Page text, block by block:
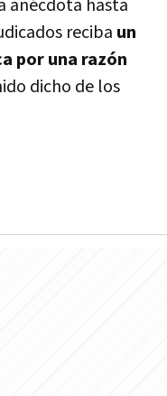
anécdota hasta
reciba un
por una razón
dicho de los